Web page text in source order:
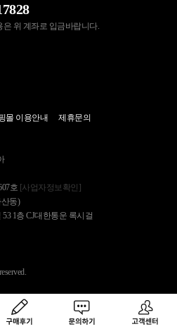
상품후기 문의하기 고객센터
위 계좌로 입금바랍니다.
몰 이용안내 제휴문의
호 [사업자정보확인]
산동)
1층 CJ대한통운 록시걸
PC Ver